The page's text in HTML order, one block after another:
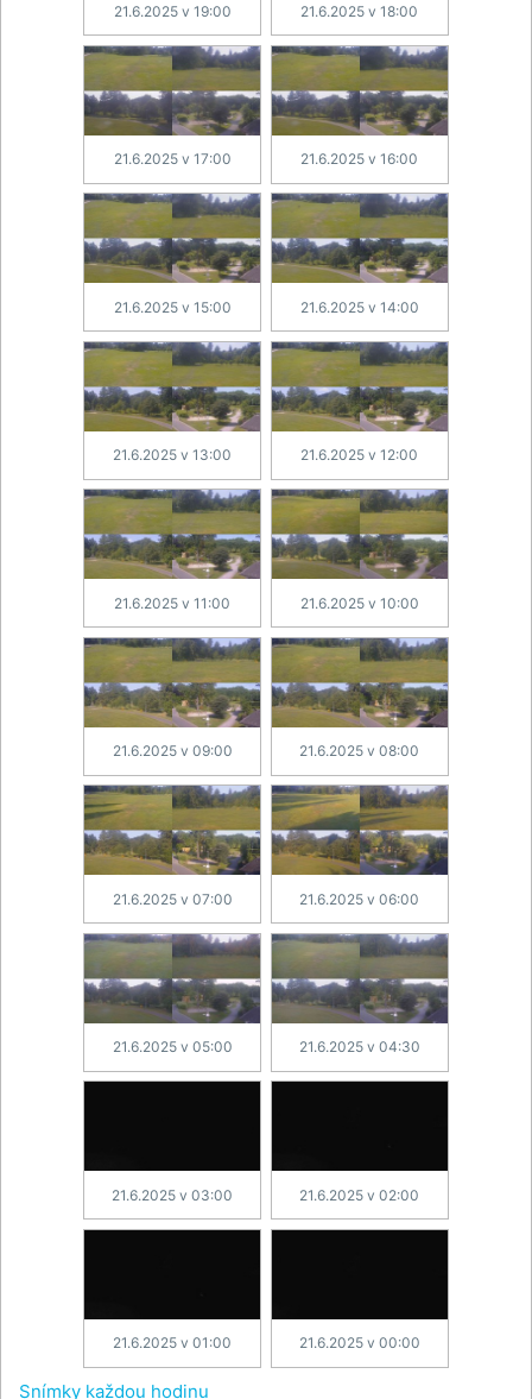
21.6.2025 v 19:00 21.6.2025 v 18:00
21.6.2025 v 17:00 21.6.2025 v 16:00
21.6.2025 v 15:00 21.6.2025 v 14:00
21.6.2025 v 13:00 21.6.2025 v 12:00
21.6.2025 v 11:00 21.6.2025 v 10:00
21.6.2025 v 09:00 21.6.2025 v 08:00
21.6.2025 v 07:00 21.6.2025 v 06:00
21.6.2025 v 05:00 21.6.2025 v 04:30
21.6.2025 v 03:00 21.6.2025 v 02:00
21.6.2025 v 01:00 21.6.2025 v 00:00
Snímky každou hodinu